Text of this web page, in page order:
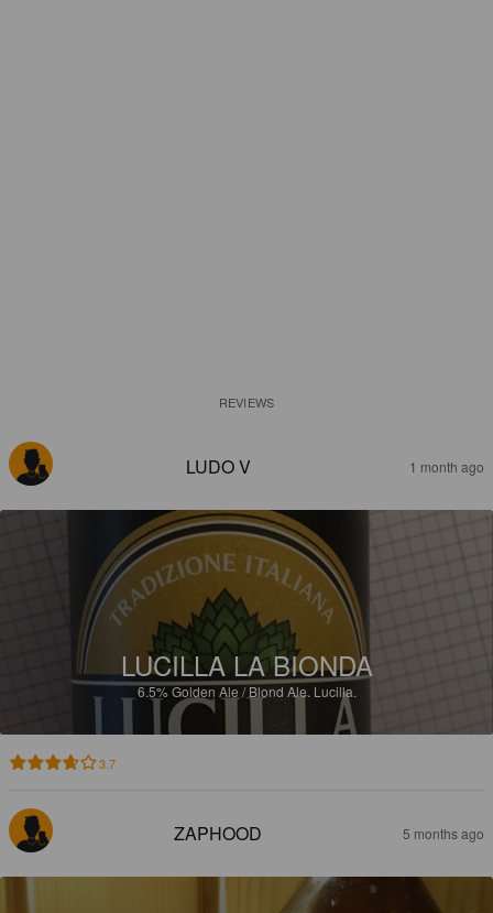
REVIEWS
LUDO V 1 month ago
LUCILLA LA BIONDA
6.5%Golden Ale / Blond Ale. Lucilla.
3.7
ZAPHOOD 5 months ago